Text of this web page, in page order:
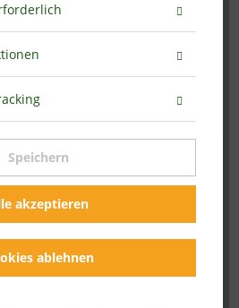
Speichern
akzeptieren
ablehnen
- 1 kg Pulver
*
Versandkosten